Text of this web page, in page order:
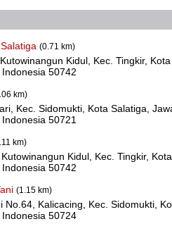
(0.71 km)
Kidul, Kec. Tingkir,
50742
km)
Kec. Sidomukti, Kota Salatiga,
50721
km)
Kidul, Kec. Tingkir,
50742
(1.15 km)
No.64, Kalicacing, Kec. Sidomukti,
50724